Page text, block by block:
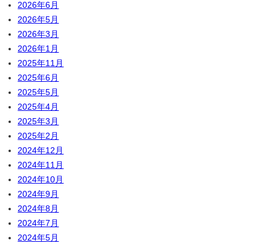
2026年6月
2026年5月
2026年3月
2026年1月
2025年11月
2025年6月
2025年5月
2025年4月
2025年3月
2025年2月
2024年12月
2024年11月
2024年10月
2024年9月
2024年8月
2024年7月
2024年5月